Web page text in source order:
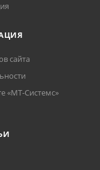
сайта
«МТ-Системс»